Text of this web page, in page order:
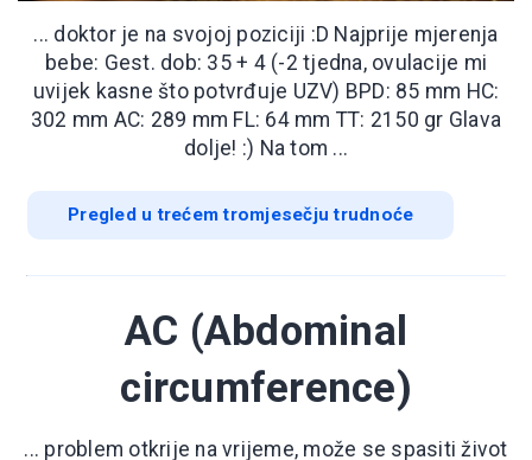
... doktor je na svojoj poziciji :D Najprije mjerenja
bebe: Gest. dob: 35 + 4 (-2 tjedna, ovulacije mi
uvijek kasne što potvrđuje UZV) BPD: 85 mm HC:
302 mm AC: 289 mm FL: 64 mm TT: 2150 gr Glava
dolje! :) Na tom ...
Pregled u trećem tromjesečju trudnoće
AC (Abdominal
circumference)
... problem otkrije na vrijeme, može se spasiti život